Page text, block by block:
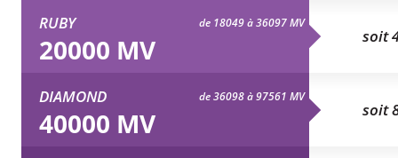
RUBY de 18049 à 36097 MV
20000 MV soit
DIAMOND de 36098 à 97561 MV
40000 MV soit